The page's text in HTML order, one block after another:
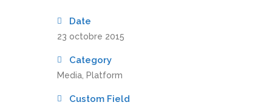
Date
23 octobre 2015
Category
Media, Platform
Custom Field